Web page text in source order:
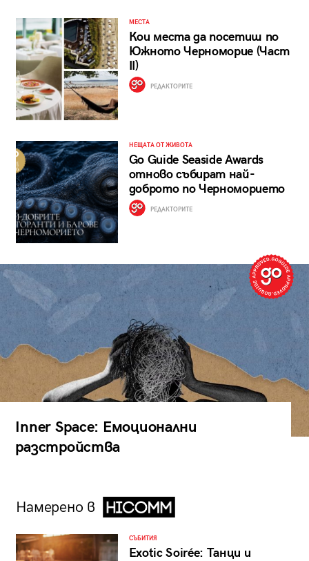
МЕСТА
Кои места да посетиш по
Южното Черноморие (Част
II)
РЕДАКТОРИТЕ
НЕЩАТА ОТ ЖИВОТА
Go Guide Seaside Awards
отново събират най-
доброто по Черноморието
РЕДАКТОРИТЕ
Inner Space: Емоционални
разстройства
Намерено в
СЪБИТИЯ
Exotic Soirée: Танци и